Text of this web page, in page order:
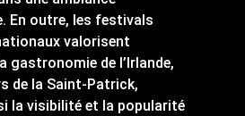
En outre, les festivals
valorisent
gastronomie de l’Irlande,
de la Saint-Patrick,
la visibilité et la popularité